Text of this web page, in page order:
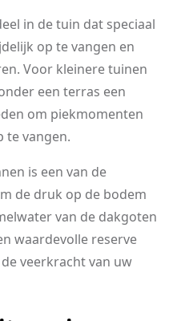
in de tuin dat speciaal
op te vangen en
Voor kleinere tuinen
een terras een
om piekmomenten
te vangen.
is een van de
de druk op de bodem
van de dakgoten
waardevolle reserve
veerkracht van uw